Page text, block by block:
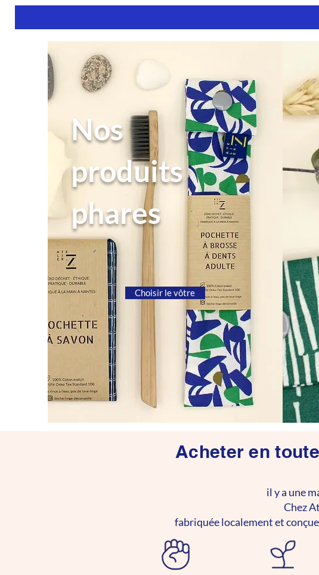
Nos
produits
phares
Choisir le vôtre
Acheter en
il y a une
Chez
fabriquée localement et